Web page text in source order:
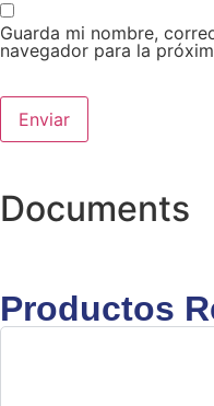
Guarda mi nombre,
navegador para la
Documents
Productos